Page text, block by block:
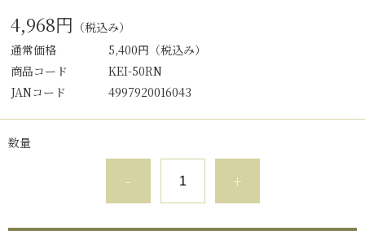
4,968円 （税込み）
通常価格
5,400円 （税込み）
商品コード
KEI-50RN
JANコード
4997920016043
数量
- +